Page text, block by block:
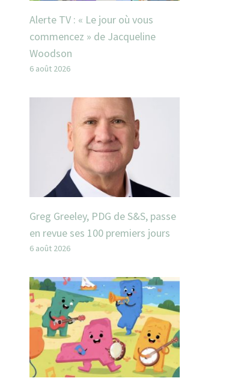
Alerte TV : « Le jour où vous
commencez » de Jacqueline
Woodson
6 août 2026
Greg Greeley, PDG de S&S, passe
en revue ses 100 premiers jours
6 août 2026